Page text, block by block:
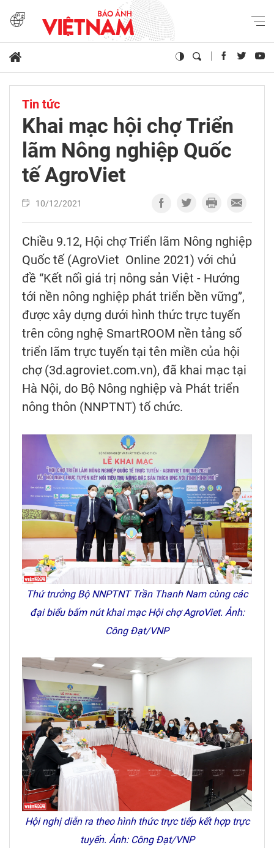
Tin tức
Khai mạc hội chợ Triển
lãm Nông nghiệp Quốc
tế AgroViet
10/12/2021
Chiều 9.12, Hội chợ Triển lãm Nông nghiệp
Quốc tế (AgroViet Online 2021) với chủ
đề “Kết nối giá trị nông sản Việt - Hướng
tới nền nông nghiệp phát triển bền vững”,
được xây dựng dưới hình thức trực tuyến
trên công nghệ SmartROOM nền tảng số
triển lãm trực tuyến tại tên miền của hội
chợ (3d.agroviet.com.vn), đã khai mạc tại
Hà Nội, do Bộ Nông nghiệp và Phát triển
nông thôn (NNPTNT) tổ chức.
Thứ trưởng Bộ NNPTNT Trần Thanh Nam cùng các
đại biểu bấm nút khai mạc Hội chợ AgroViet. Ảnh:
Công Đạt/VNP
Hội nghị diễn ra theo hình thức trực tiếp kết hợp trực
tuyến. Ảnh: Công Đạt/VNP